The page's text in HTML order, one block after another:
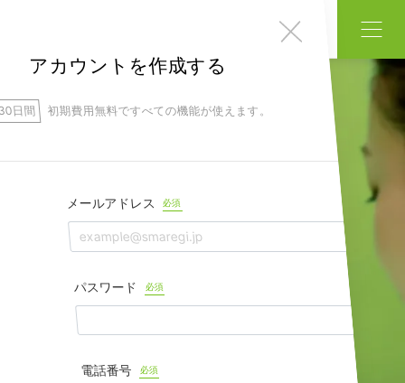
無料でアカウント作成
アカウントを作成する
日間 初期費用無料ですべての機能が使えます。
メールアドレス 必須
パスワード 必須
電話番号 必須
初期費用無料
シフト
までワンストップでかんたん
クト管理、勤怠管理の枠を超えた、これからの勤怠
管理サービス、スマレジ・タイムカードです。
が提供するクラウドサービス